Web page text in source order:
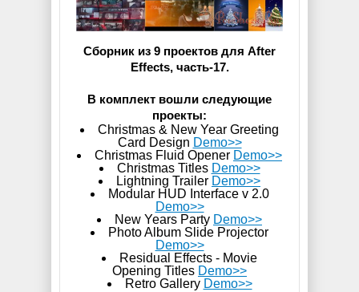
Сборник из 9 проектов для After
Effects, часть-17.
В комплект вошли следующие
проекты:
Christmas & New Year Greeting
Card Design Demo>>
Christmas Fluid Opener Demo>>
Christmas Titles Demo>>
Lightning Trailer Demo>>
Modular HUD Interface v 2.0
Demo>>
New Years Party Demo>>
Photo Album Slide Projector
Demo>>
Residual Effects - Movie
Opening Titles Demo>>
Retro Gallery Demo>>